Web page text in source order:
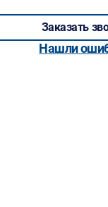
Заказать
Нашли